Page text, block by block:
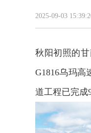
2025-09-03
秋阳初照的
G1816乌玛
道工程已完成